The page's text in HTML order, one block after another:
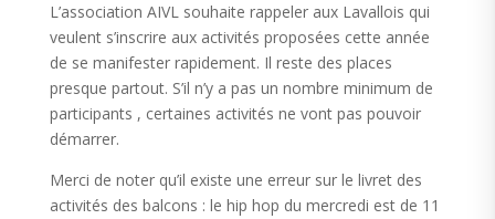
L’association AIVL souhaite rappeler aux Lavallois qui
veulent s’inscrire aux activités proposées cette année
de se manifester rapidement. Il reste des places
presque partout. S’il n’y a pas un nombre minimum de
participants , certaines activités ne vont pas pouvoir
démarrer.
Merci de noter qu’il existe une erreur sur le livret des
activités des balcons : le hip hop du mercredi est de 11